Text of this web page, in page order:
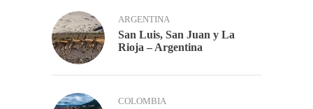
ARGENTINA
San Luis, San Juan y La
Rioja – Argentina
COLOMBIA